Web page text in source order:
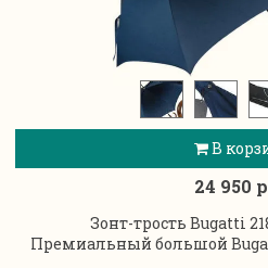
В
24 950
Зонт-трость Bugatti
Премиальный большой